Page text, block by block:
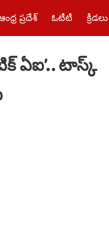
ప్రదేశ్ ఓటీటీ క్రీడలు
ఏఐ’.. టాస్క్‌